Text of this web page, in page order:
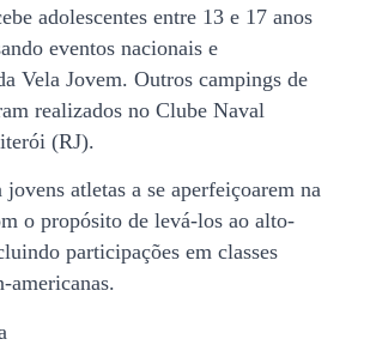
adolescentes entre 13 e 17 anos
eventos nacionais e
Vela Jovem. Outros campings de
realizados no Clube Naval
(RJ).
atletas a se aperfeiçoarem na
o propósito de levá-los ao alto-
participações em classes
americanas.